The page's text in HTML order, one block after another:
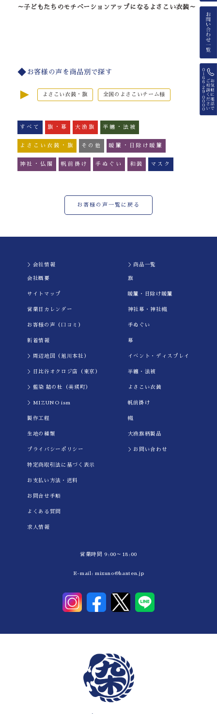
～子どもたちのモチベーションアップになるよさこい衣装～
お客様の声を商品別で探す
► よさこい衣装・旗 全国のよさこいチーム様
すべて 旗・幕 大漁旗 半纏・法被
よさこい衣装・旗 その他 暖簾・日除け暖簾
神社・仏閣 帆前掛け 手ぬぐい 和装 マスク
お客様の声一覧に戻る
＞会社情報
会社概要
サイトマップ
営業日カレンダー
お客様の声（口コミ）
新着情報
＞周辺地図（旭川本社）
＞日比谷オクロジ店（東京）
＞藍染 結の杜（美瑛町）
＞MIZUNO ism
製作工程
生地の種類
プライバシーポリシー
特定商取引法に基づく表示
お支払い方法・送料
お問合せ手順
よくある質問
求人情報
＞商品一覧
旗
暖簾・日除け暖簾
神社幕・神社幟
手ぬぐい
幕
イべント・ディスプレイ
半纏・法被
よさこい衣装
帆前掛け
幟
大漁旗柄製品
＞お問い合わせ
営業時間 9:00～18:00
E-mail: mizuno@hanten.jp